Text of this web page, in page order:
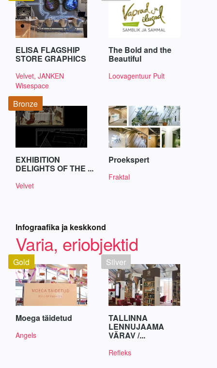
ELISA FLAGSHIP
STORE GRAPHICS
Velvet, JANKEN
Wisespace
The Bold and the
Beautiful
Loovagentuur Pult
EXHIBITION
DELIGHTS OF THE ...
Velvet
Bronze
Proekspert
Fraktal
Infograafika ja keskkond
Varia, eriobjektid
Moega täidetud
Angels
Gold
TALLINNA
LENNUJAAMA
VÄRAV /...
Refleks
Silver